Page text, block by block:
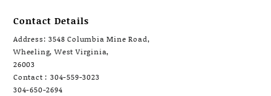
Contact Details
Address: 3548 Columbia Mine Road,
Wheeling, West Virginia,
26003
Contact : 304-559-3023
304-650-2694